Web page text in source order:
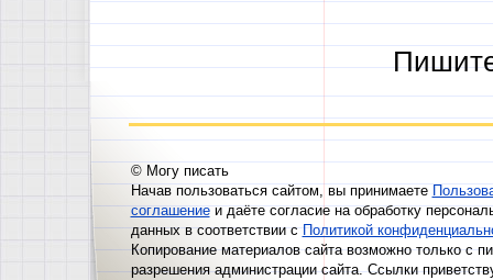
© Могу писать
Начав пользоваться сайтом, вы принимаете
соглашениеи даёте согласие на обработку
данных в соответствии сПолитикой
Копирование материалов сайта возможно только с
разрешения администрации сайта. Ссылки